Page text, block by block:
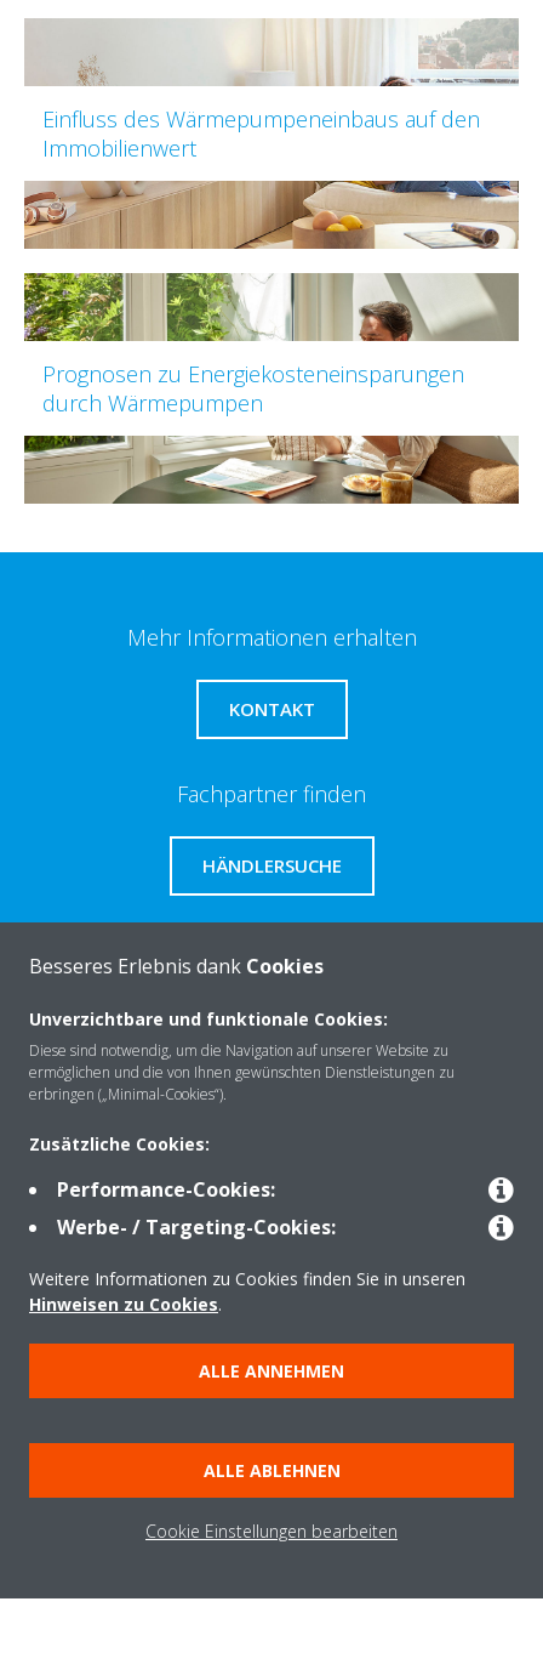
Einfluss des Wärmepumpeneinbaus auf den
Immobilienwert
Prognosen zu Energiekosteneinsparungen
durch Wärmepumpen
Mehr Informationen erhalten
KONTAKT
Fachpartner finden
HÄNDLERSUCHE
SERVICE
Kontakt
Produkte
Copyright © Daikin
Besseres Erlebnis dank Cookies
Unverzichtbare und funktionale Cookies:
Diese sind notwendig, um die Navigation auf unserer Website zu
ermöglichen und die von Ihnen gewünschten Dienstleistungen zu
erbringen („Minimal-Cookies“).
Zusätzliche Cookies:
Performance-Cookies:
Werbe- / Targeting-Cookies:
Weitere Informationen zu Cookies finden Sie in unseren
Hinweisen zu Cookies.
ALLE ANNEHMEN
ALLE ABLEHNEN
Cookie Einstellungen bearbeiten